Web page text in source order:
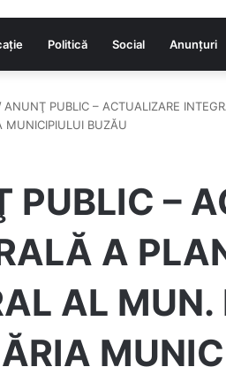
Politică Social Anunțuri
ANUNŢ PUBLIC – ACTUALIZARE
MUNICIPIULUI BUZĂU
PUBLIC –
A
AL